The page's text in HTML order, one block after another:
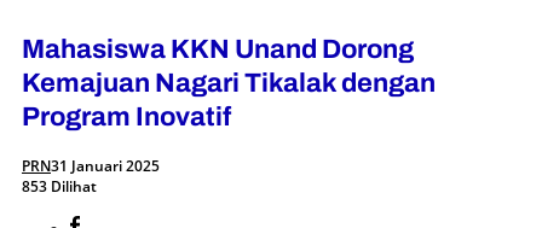
Mahasiswa KKN Unand Dorong
Kemajuan Nagari Tikalak dengan
Program Inovatif
PRN31 Januari 2025
853 Dilihat